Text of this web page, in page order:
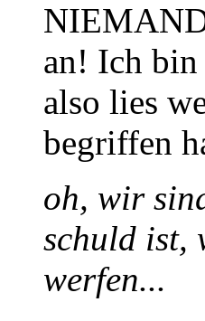
NIEMAND
an! Ich
also lies
begriffen
oh, wir
schuld ist,
werfen...